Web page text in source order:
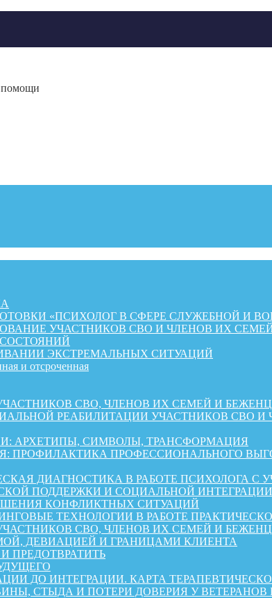
помощи
«ПСИХОЛОГ В СФЕРЕ СЛУЖЕБНОЙ И
УЧАСТНИКОВ СВО И ЧЛЕНОВ ИХ
ЭКСТРЕМАЛЬНЫХ СИТУАЦИЙ
и отсроченная
СВО, ЧЛЕНОВ ИХ СЕМЕЙ И БЕЖЕНЦЕВ
РЕАБИЛИТАЦИИ УЧАСТНИКОВ СВО И
АРХЕТИПЫ, СИМВОЛЫ, ТРАНСФОРМАЦИЯ
ПРОФИЛАКТИКА ПРОФЕССИОНАЛЬНОГО
ДИАГНОСТИКА В РАБОТЕ ПСИХОЛОГА С
ПОДДЕРЖКИ И СОЦИАЛЬНОЙ
КОНФЛИКТНЫХ СИТУАЦИЙ
ТЕХНОЛОГИИ В РАБОТЕ
СВО, ЧЛЕНОВ ИХ СЕМЕЙ И БЕЖЕНЦЕВ
ДЕВИАЦИЕЙ И ГРАНИЦАМИ КЛИЕНТА
ПРЕДОТВРАТИТЬ
ДО ИНТЕГРАЦИИ. КАРТА
СТЫДА И ПОТЕРИ ДОВЕРИЯ У